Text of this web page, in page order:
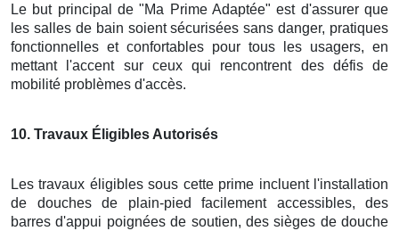
Le but principal de "Ma Prime Adaptée" est d'assurer que
les salles de bain soient sécurisées sans danger, pratiques
fonctionnelles et confortables pour tous les usagers, en
mettant l'accent sur ceux qui rencontrent des défis de
mobilité problèmes d'accès.
10. Travaux Éligibles Autorisés
Les travaux éligibles sous cette prime incluent l'installation
de douches de plain-pied facilement accessibles, des
barres d'appui poignées de soutien, des sièges de douche